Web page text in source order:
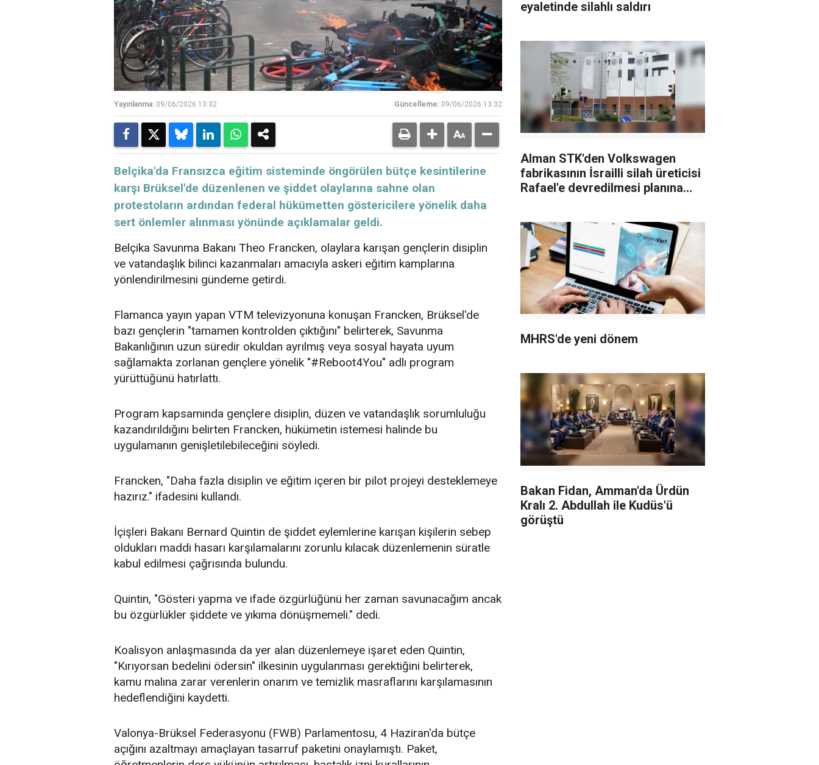
Yayınlanma: 09/06/2026 13:32 Güncelleme: 09/06/2026 13:32
Belçika'da Fransızca eğitim sisteminde öngörülen bütçe kesintilerine
karşı Brüksel'de düzenlenen ve şiddet olaylarına sahne olan
protestoların ardından federal hükümetten göstericilere yönelik daha
sert önlemler alınması yönünde açıklamalar geldi.
Belçika Savunma Bakanı Theo Francken, olaylara karışan gençlerin disiplin
ve vatandaşlık bilinci kazanmaları amacıyla askeri eğitim kamplarına
yönlendirilmesini gündeme getirdi.
Flamanca yayın yapan VTM televizyonuna konuşan Francken, Brüksel'de
bazı gençlerin "tamamen kontrolden çıktığını" belirterek, Savunma
Bakanlığının uzun süredir okuldan ayrılmış veya sosyal hayata uyum
sağlamakta zorlanan gençlere yönelik "#Reboot4You" adlı program
yürüttüğünü hatırlattı.
Program kapsamında gençlere disiplin, düzen ve vatandaşlık sorumluluğu
kazandırıldığını belirten Francken, hükümetin istemesi halinde bu
uygulamanın genişletilebileceğini söyledi.
Francken, "Daha fazla disiplin ve eğitim içeren bir pilot projeyi desteklemeye
hazırız." ifadesini kullandı.
İçişleri Bakanı Bernard Quintin de şiddet eylemlerine karışan kişilerin sebep
oldukları maddi hasarı karşılamalarını zorunlu kılacak düzenlemenin süratle
kabul edilmesi çağrısında bulundu.
Quintin, "Gösteri yapma ve ifade özgürlüğünü her zaman savunacağım ancak
bu özgürlükler şiddete ve yıkıma dönüşmemeli." dedi.
Koalisyon anlaşmasında da yer alan düzenlemeye işaret eden Quintin,
"Kırıyorsan bedelini ödersin" ilkesinin uygulanması gerektiğini belirterek,
kamu malına zarar verenlerin onarım ve temizlik masraflarını karşılamasının
hedeflendiğini kaydetti.
Valonya-Brüksel Federasyonu (FWB) Parlamentosu, 4 Haziran'da bütçe
açığını azaltmayı amaçlayan tasarruf paketini onaylamıştı. Paket,
eyaletinde silahlı saldırı
Alman STK'den Volkswagen
fabrikasının İsrailli silah üreticisi
Rafael'e devredilmesi planına
MHRS'de yeni dönem
Bakan Fidan, Amman'da Ürdün
Kralı 2. Abdullah ile Kudüs'ü
görüştü